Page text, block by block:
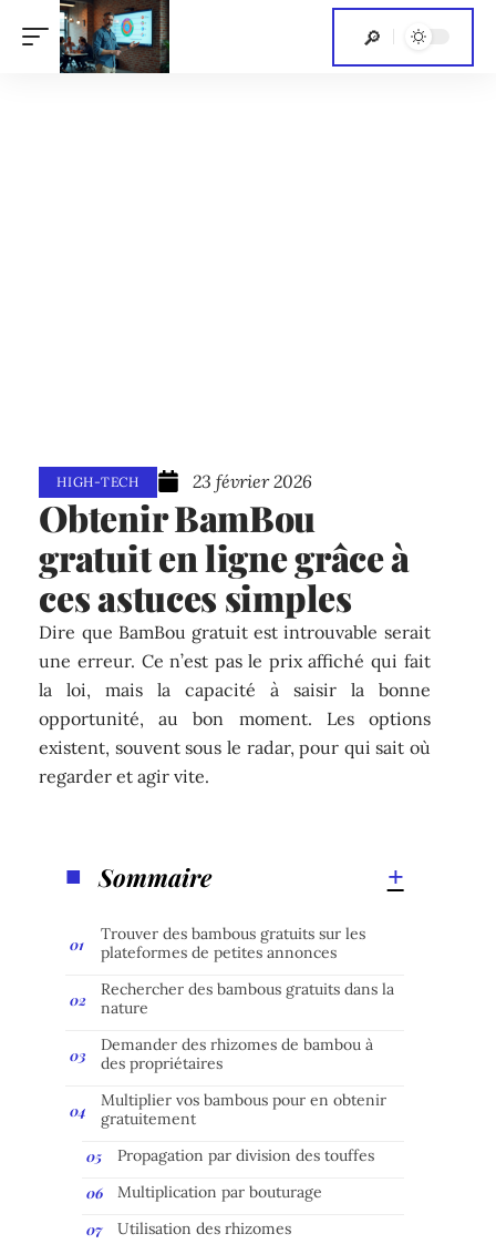
HIGH-TECH 23 février 2026
Obtenir BamBou
gratuit en ligne grâce à
ces astuces simples
Dire que BamBou gratuit est introuvable serait
une erreur. Ce n’est pas le prix affiché qui fait
la loi, mais la capacité à saisir la bonne
opportunité, au bon moment. Les options
existent, souvent sous le radar, pour qui sait où
regarder et agir vite.
Sommaire
Trouver des bambous gratuits sur les
plateformes de petites annonces
Rechercher des bambous gratuits dans la
nature
Demander des rhizomes de bambou à
des propriétaires
Multiplier vos bambous pour en obtenir
gratuitement
Propagation par division des touffes
Multiplication par bouturage
Utilisation des rhizomes